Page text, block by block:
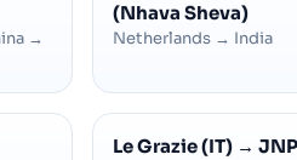
→
(Nhava Sheva)
Netherlands → India
Le Grazie (IT) →